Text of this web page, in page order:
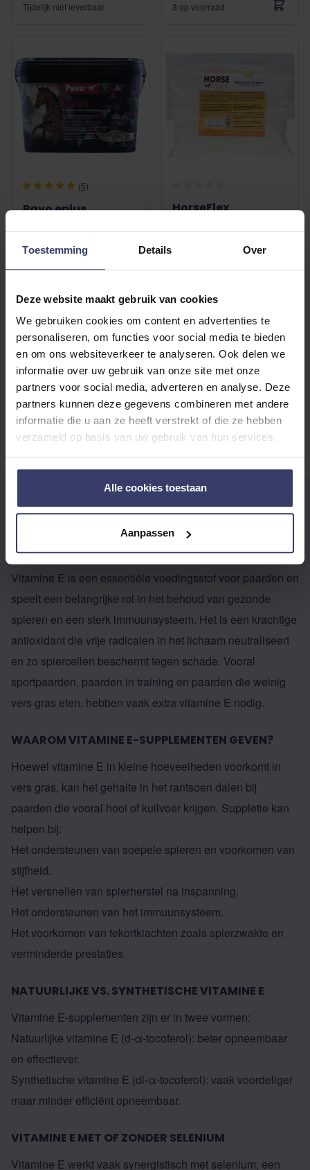
Toestemming Details Over
Deze website maakt gebruik van cookies
We gebruiken cookies om content en advertenties te
personaliseren, om functies voor social media te bieden
en om ons websiteverkeer te analyseren. Ook delen we
informatie over uw gebruik van onze site met onze
partners voor social media, adverteren en analyse. Deze
partners kunnen deze gegevens combineren met andere
informatie die u aan ze heeft verstrekt of die ze hebben
verzameld op basis van uw gebruik van hun services.
Alle cookies toestaan
Aanpassen
Tijdelijk niet leverbaar 3 op voorraad
(5)
Pavo eplus
€ 52,16
6 op voorraad
HorseFlex
Vitamine E Navul
Niet op voorraad –
binnen 1 week
verzonden
Producten 1-20van24
U lees momenteel pagina
1 Pagina
2
Toon
VITAMINE E VOOR PAARDEN: ONDERSTEUNING
VOOR SPIEREN EN WEERSTAND
Vitamine E is een essentiële voedingsstof voor paarden en
speelt een belangrijke rol in het behoud van gezonde
spieren en een sterk immuunsysteem. Het is een krachtige
antioxidant die vrije radicalen in het lichaam neutraliseert
en zo spiercellen beschermt tegen schade. Vooral
sportpaarden, paarden in training en paarden die weinig
vers gras eten, hebben vaak extra vitamine E nodig.
WAAROM VITAMINE E-SUPPLEMENTEN GEVEN?
Hoewel vitamine E in kleine hoeveelheden voorkomt in
vers gras, kan het gehalte in het rantsoen dalen bij
paarden die vooral hooi of kuilvoer krijgen. Suppletie kan
helpen bij:
Het ondersteunen van soepele spieren en voorkomen van
stijfheid.
Het versnellen van spierherstel na inspanning.
Het ondersteunen van het immuunsysteem.
Het voorkomen van tekortklachten zoals spierzwakte en
verminderde prestaties.
NATUURLIJKE VS. SYNTHETISCHE VITAMINE E
Vitamine E-supplementen zijn er in twee vormen:
Natuurlijke vitamine E (d-α-tocoferol): beter opneembaar
en effectiever.
Synthetische vitamine E (dl-α-tocoferol): vaak voordeliger
maar minder efficiënt opneembaar.
VITAMINE E MET OF ZONDER SELENIUM
Vitamine E werkt vaak synergistisch met selenium, een